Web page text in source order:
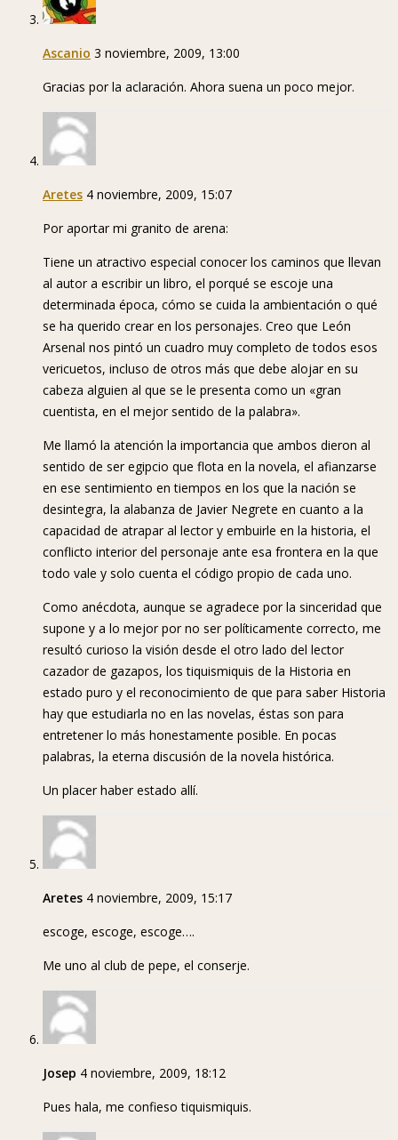
Ascanio 3 noviembre, 2009, 13:00
Gracias por la aclaración. Ahora suena un poco mejor.
Aretes 4 noviembre, 2009, 15:07
Por aportar mi granito de arena:
Tiene un atractivo especial conocer los caminos que llevan
al autor a escribir un libro, el porqué se escoje una
determinada época, cómo se cuida la ambientación o qué
se ha querido crear en los personajes. Creo que León
Arsenal nos pintó un cuadro muy completo de todos esos
vericuetos, incluso de otros más que debe alojar en su
cabeza alguien al que se le presenta como un «gran
cuentista, en el mejor sentido de la palabra».
Me llamó la atención la importancia que ambos dieron al
sentido de ser egipcio que flota en la novela, el afianzarse
en ese sentimiento en tiempos en los que la nación se
desintegra, la alabanza de Javier Negrete en cuanto a la
capacidad de atrapar al lector y embuirle en la historia, el
conflicto interior del personaje ante esa frontera en la que
todo vale y solo cuenta el código propio de cada uno.
Como anécdota, aunque se agradece por la sinceridad que
supone y a lo mejor por no ser políticamente correcto, me
resultó curioso la visión desde el otro lado del lector
cazador de gazapos, los tiquismiquis de la Historia en
estado puro y el reconocimiento de que para saber Historia
hay que estudiarla no en las novelas, éstas son para
entretener lo más honestamente posible. En pocas
palabras, la eterna discusión de la novela histórica.
Un placer haber estado allí.
Aretes 4 noviembre, 2009, 15:17
escoge, escoge, escoge….
Me uno al club de pepe, el conserje.
Josep 4 noviembre, 2009, 18:12
Pues hala, me confieso tiquismiquis.